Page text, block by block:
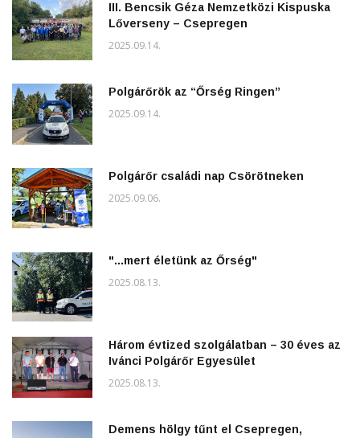
III. Bencsik Géza Nemzetközi Kispuska
Lőverseny – Csepregen
2025.09.14.
Polgárőrök az “Őrség Ringen”
2025.09.14.
Polgárőr családi nap Csörötneken
2025.09.06.
"...mert életünk az Őrség"
2025.08.13.
Három évtized szolgálatban – 30 éves az
Ivánci Polgárőr Egyesület
2025.08.13.
Demens hölgy tűnt el Csepregen,